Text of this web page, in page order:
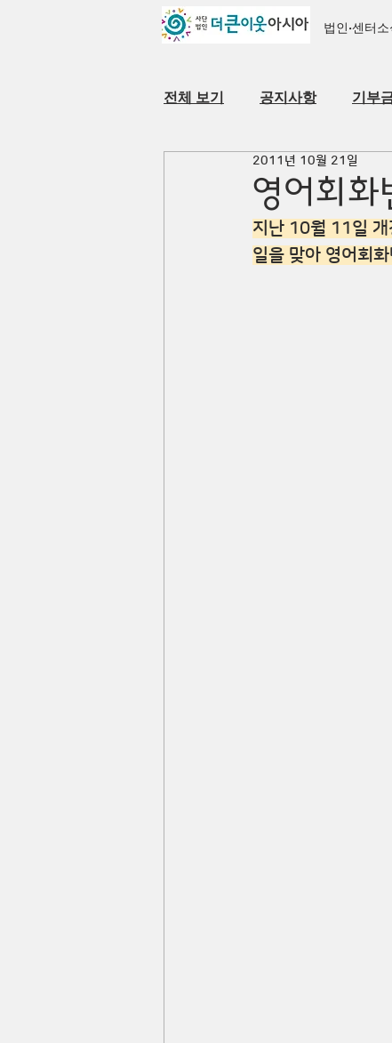
법인·센터소
전체 보기 공지사항 기부
법인·센터 소개
영어회화
2011년 10월 21일
지난 10월 11일 개
일을 맞아 영어회